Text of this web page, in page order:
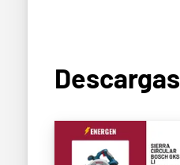
Descargas